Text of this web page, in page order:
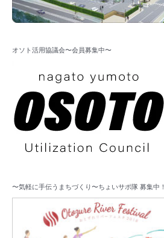
オソト活用協議会〜会員募集中〜
〜気軽に手伝うまちづくり〜ちょいサポ隊 募集中！